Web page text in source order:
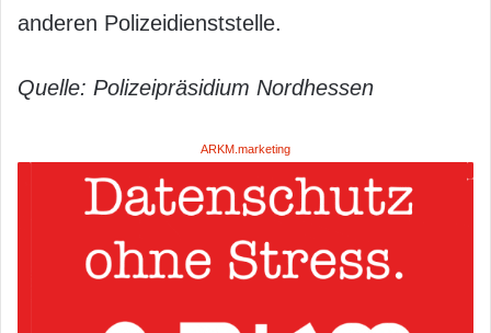
anderen Polizeidienststelle.
Quelle: Polizeipräsidium Nordhessen
ARKM.marketing